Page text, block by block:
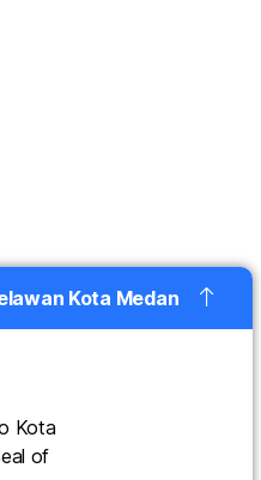
Kota Medan